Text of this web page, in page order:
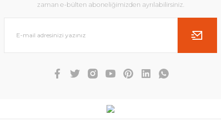
zaman e-bülten aboneliğimizden ayrılabilirsiniz.